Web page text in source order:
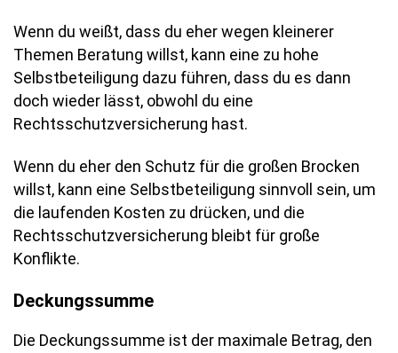
Wenn du weißt, dass du eher wegen kleinerer
Themen Beratung willst, kann eine zu hohe
Selbstbeteiligung dazu führen, dass du es dann
doch wieder lässt, obwohl du eine
Rechtsschutzversicherung hast.
Wenn du eher den Schutz für die großen Brocken
willst, kann eine Selbstbeteiligung sinnvoll sein, um
die laufenden Kosten zu drücken, und die
Rechtsschutzversicherung bleibt für große
Konflikte.
Deckungssumme
Die Deckungssumme ist der maximale Betrag, den